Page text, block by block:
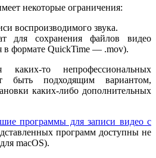
некоторые ограничения:
воспроизводимого звука.
для сохранения файлов видео
в формате QuickTime — .mov).
то непрофессиональных
быть подходящим вариантом,
каких-либо дополнительных
программы для записи видео с
программ доступны не
macOS).